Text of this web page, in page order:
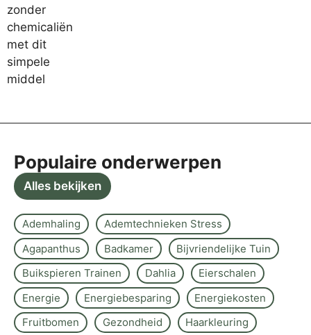
Populaire onderwerpen
Alles bekijken
Ademhaling
Ademtechnieken Stress
Agapanthus
Badkamer
Bijvriendelijke Tuin
Buikspieren Trainen
Dahlia
Eierschalen
Energie
Energiebesparing
Energiekosten
Fruitbomen
Gezondheid
Haarkleuring